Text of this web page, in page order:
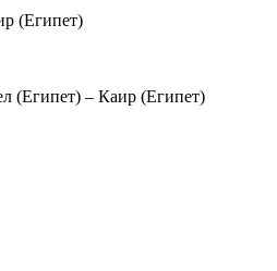
(Египет)
(Египет) – Каир (Египет)